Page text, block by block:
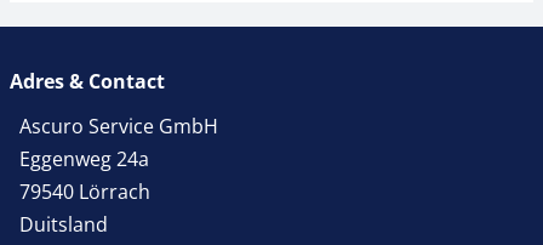
Adres & Contact
Ascuro Service GmbH
Eggenweg 24a
79540 Lörrach
Duitsland